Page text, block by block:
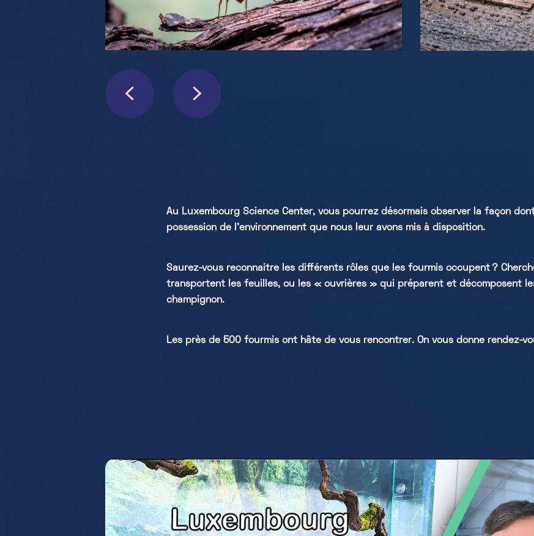
Au Luxembourg Science Center, vous pourrez désormais observer la façon
possession de l’environnement que nous leur avons mis à disposition.
Saurez-vous reconnaitre les différents rôles que les fourmis occupent ?
transportent les feuilles, ou les « ouvrières » qui préparent et décomposent
champignon.
Les près de 500 fourmis ont hâte de vous rencontrer. On vous donne rendez-